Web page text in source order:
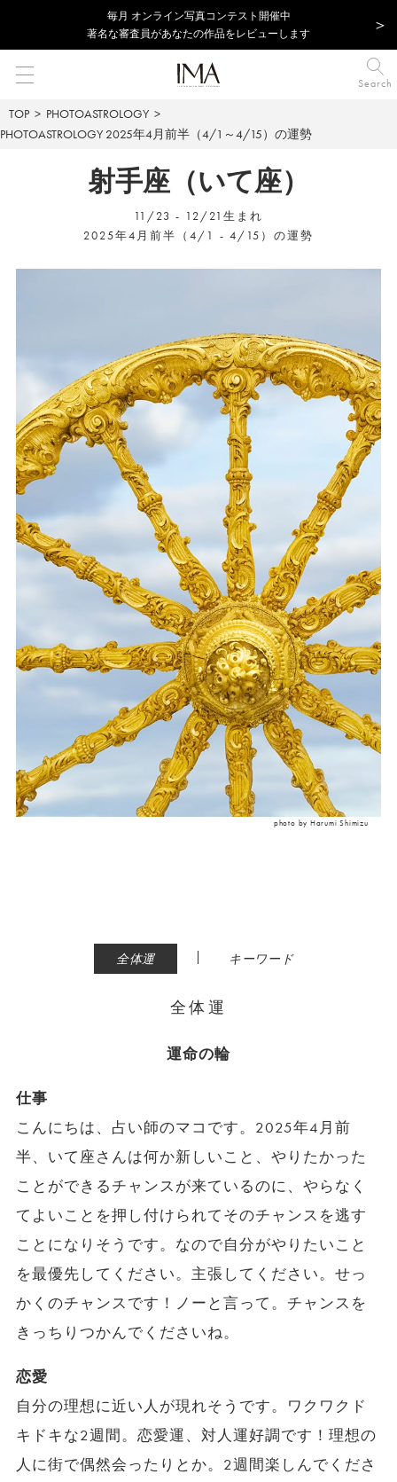
毎⽉ オンライン写真コンテスト開催中
著名な審査員があなたの作品をレビューします
Search
TOP
PHOTOASTROLOGY
PHOTOASTROLOGY 2025年4月前半（4/1～4/15）の運勢
射手座（いて座）
11/23 - 12/21生まれ
2025年4月前半（4/1 - 4/15）の運勢
photo by Harumi Shimizu
全体運 | キーワード
全体運
運命の輪
仕事
こんにちは、占い師のマコです。2025年4月前
半、いて座さんは何か新しいこと、やりたかった
ことができるチャンスが来ているのに、やらなく
てよいことを押し付けられてそのチャンスを逃す
ことになりそうです。なので自分がやりたいこと
を最優先してください。主張してください。せっ
かくのチャンスです！ノーと言って。チャンスを
きっちりつかんでくださいね。
恋愛
自分の理想に近い人が現れそうです。ワクワクド
キドキな2週間。恋愛運、対人運好調です！理想の
人に街で偶然会ったりとか。2週間楽しんでくださ